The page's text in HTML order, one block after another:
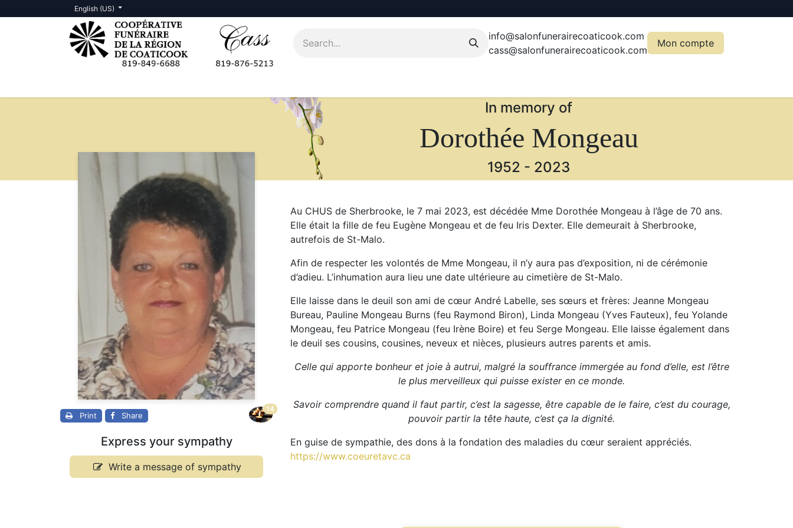
English (US)
info@salonfunerairecoaticook.com
cass@salonfunerairecoaticook.com
Mon compte
In memory of
Dorothée Mongeau
1952 - 2023
Print Share
14
Express your sympathy
Write a message of sympathy
Au CHUS de Sherbrooke, le 7 mai 2023, est décédée Mme Dorothée Mongeau à l’âge de 70 ans.
Elle était la fille de feu Eugène Mongeau et de feu Iris Dexter. Elle demeurait à Sherbrooke,
autrefois de St-Malo.
Afin de respecter les volontés de Mme Mongeau, il n’y aura pas d’exposition, ni de cérémonie
d’adieu. L’inhumation aura lieu une date ultérieure au cimetière de St-Malo.
Elle laisse dans le deuil son ami de cœur André Labelle, ses sœurs et frères: Jeanne Mongeau
Bureau, Pauline Mongeau Burns (feu Raymond Biron), Linda Mongeau (Yves Fauteux), feu Yolande
Mongeau, feu Patrice Mongeau (feu Irène Boire) et feu Serge Mongeau. Elle laisse également dans
le deuil ses cousins, cousines, neveux et nièces, plusieurs autres parents et amis.
Celle qui apporte bonheur et joie à autrui, malgré la souffrance immergée au fond d’elle, est l’être
le plus merveilleux qui puisse exister en ce monde.
Savoir comprendre quand il faut partir, c’est la sagesse, être capable de le faire, c’est du courage,
pouvoir partir la tête haute, c’est ça la dignité.
En guise de sympathie, des dons à la fondation des maladies du cœur seraient appréciés.
https://www.coeuretavc.ca